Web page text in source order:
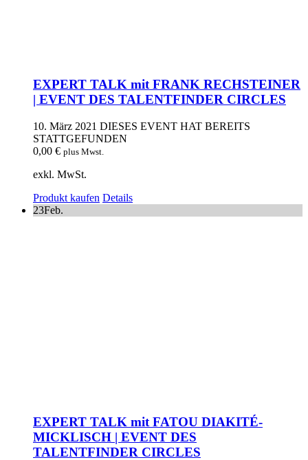
EXPERT TALK mit FRANK RECHSTEINER
| EVENT DES TALENTFINDER CIRCLES
10. März 2021 DIESES EVENT HAT BEREITS
STATTGEFUNDEN
0,00 € plus Mwst.
exkl. MwSt.
Produkt kaufen Details
23Feb.
EXPERT TALK mit FATOU DIAKITÉ-
MICKLISCH | EVENT DES
TALENTFINDER CIRCLES